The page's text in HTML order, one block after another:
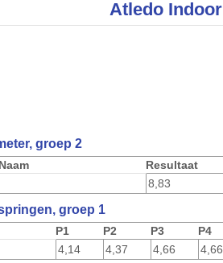
Atledo Indoor
groep 2
Naam Resultaat
8,83
groep 1
P1 P2 P3 P4
4,14 4,37 4,66 4,66